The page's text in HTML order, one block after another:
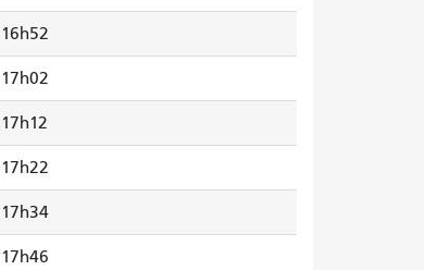
16h52
17h02
17h12
17h22
17h34
17h46